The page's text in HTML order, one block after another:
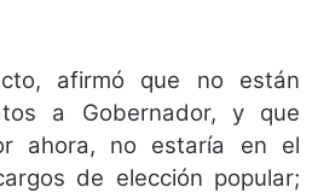
afirmó que no están
a Gobernador, y que
ahora, no estaría en el
de elección popular;